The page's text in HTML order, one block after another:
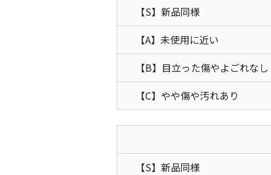
【S】新品同様
【A】未使用に近い
【B】目立った傷やよごれなし
【C】やや傷や汚れあり
【S】新品同様